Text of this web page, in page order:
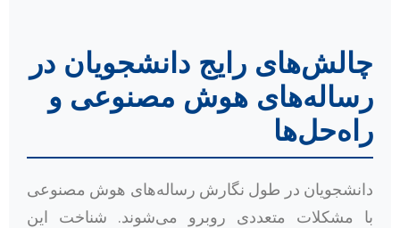
چالش‌های رایج دانشجویان در
رساله‌های هوش مصنوعی و
راه‌حل‌ها
دانشجویان در طول نگارش رساله‌های هوش مصنوعی
با مشکلات متعددی روبرو می‌شوند. شناخت این